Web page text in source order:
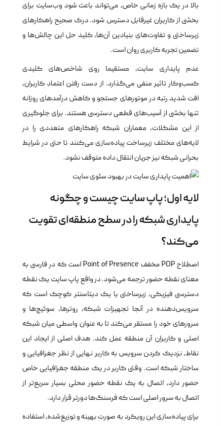
بالا در یک بازه زمانی خاص، می‌تواند باعث شود وب‌سایت برای
بخشی از کاربران غیرقابل دسترس شود. درک صحیح راهکارهای
زیرساختی و تفاوت‌های بنیادین آن‌ها، کلید حل این چالش‌ها و
تضمین تجربه کاربری روان است.
عدم پایداری سایت، مستقیما روی شاخص‌های کلیدی
کسب‌وکار تاثیر منفی می‌گذارد. از دست رفتن اعتماد کاربران،
افت شدید رتبه در موتورهای جستجو و کاهش درآمدهای روزانه
تنها بخشی از آسیب‌های قطعی دسترسی هستند. برای جلوگیری
از این مشکلات، معماران شبکه راهکارهای متعددی را در
لایه‌های مختلف زیرساخت پیاده‌سازی می‌کنند تا حتی در شرایط
بحرانی شبکه نیز جریان انتقال داده متوقف نشود.
لایه اول؛ پاپ سایت چیست و چگونه
پایداری شبکه را در سطح منطقه‌ای تقویت
می‌کند؟
اصطلاح POP مخفف Point of Presence است که در فارسی به
معنای نقطه حضور ترجمه می‌شود. در واقع پاپ سایت یک نقطه
دسترسی فیزیکی، زیرساختی یا یک دیتاسنتر کوچک است که
سرویس‌دهنده در آنجا تجهیزات شبکه، روترها، سوئیچ‌ها و
سرورهای خود را مستقر می‌کند تا به عنوان واسطی میان شبکه
اصلی و کاربران آن منطقه عمل کند. هدف اصلی از ایجاد این
نقاط، نزدیک کردن سرویس به کاربر نهایی از نظر جغرافیایی و
ساختار شبکه است. وقتی کاربر در یک منطقه جغرافیایی خاص
حضور دارد، اتصال به یک نقطه حضور محلی بسیار سریع‌تر از
اتصال به سرور اصلی است که فرسنگ‌ها دورتر قرار دارد.
برای پیاده‌سازی این رویکرد به صورت بهینه و توزیع‌شده، استفاده